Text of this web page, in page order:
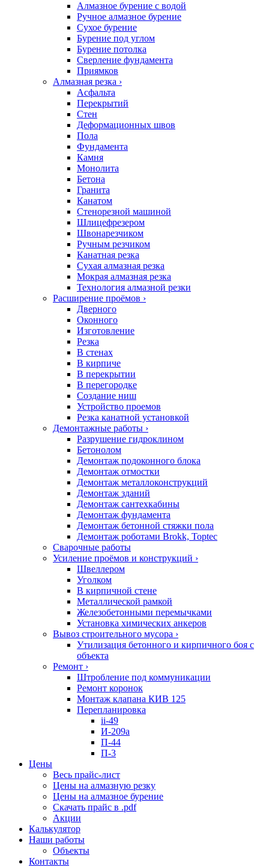
Алмазное бурение с водой
Ручное алмазное бурение
Сухое бурение
Бурение под углом
Бурение потолка
Сверление фундамента
Приямков
Алмазная резка ›
Асфальта
Перекрытий
Стен
Деформационных швов
Пола
Фундамента
Камня
Монолита
Бетона
Гранита
Канатом
Стенорезной машиной
Шлицефрезером
Швонарезчиком
Ручным резчиком
Канатная резка
Сухая алмазная резка
Мокрая алмазная резка
Технология алмазной резки
Расширение проёмов ›
Дверного
Оконного
Изготовление
Резка
В стенах
В кирпиче
В перекрытии
В перегородке
Создание ниш
Устройство проемов
Резка канатной установкой
Демонтажные работы ›
Разрушение гидроклином
Бетонолом
Демонтаж подоконного блока
Демонтаж отмостки
Демонтаж металлоконструкций
Демонтаж зданий
Демонтаж сантехкабины
Демонтаж фундамента
Демонтаж бетонной стяжки пола
Демонтаж роботами Brokk, Toptec
Сварочные работы
Усиление проёмов и конструкций ›
Швеллером
Уголком
В кирпичной стене
Металлической рамкой
Железобетонными перемычками
Установка химических анкеров
Вывоз строительного мусора ›
Утилизация бетонного и кирпичного боя с
объекта
Ремонт ›
Штробление под коммуникации
Ремонт коронок
Монтаж клапана КИВ 125
Перепланировка
ii-49
И-209a
П-44
П-3
Цены
Весь прайс-лист
Цены на алмазную резку
Цены на алмазное бурение
Скачать прайс в .pdf
Акции
Калькулятор
Наши работы
Объекты
Контакты